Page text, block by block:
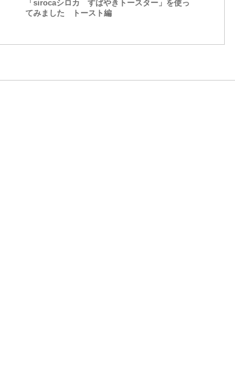
「sirocaシロカ すばやきトースター」を使っ
てみました トースト編